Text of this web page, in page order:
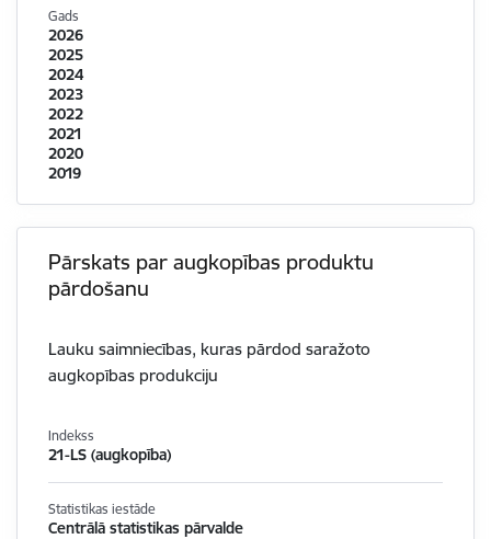
Gads
2026
2025
2024
2023
2022
2021
2020
2019
Pārskats par augkopības produktu
pārdošanu
Lauku saimniecības, kuras pārdod saražoto
augkopības produkciju
Indekss
21-LS (augkopība)
Statistikas iestāde
Centrālā statistikas pārvalde